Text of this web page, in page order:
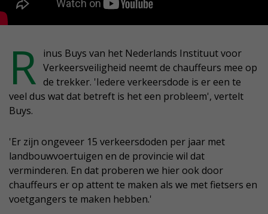
R inus Buys van het Nederlands Instituut voor
Verkeersveiligheid neemt de chauffeurs mee op
de trekker. 'Iedere verkeersdode is er een te
veel dus wat dat betreft is het een probleem', vertelt
Buys.
'Er zijn ongeveer 15 verkeersdoden per jaar met
landbouwvoertuigen en de provincie wil dat
verminderen. En dat proberen we hier ook door
chauffeurs er op attent te maken als we met fietsers en
voetgangers te maken hebben.'